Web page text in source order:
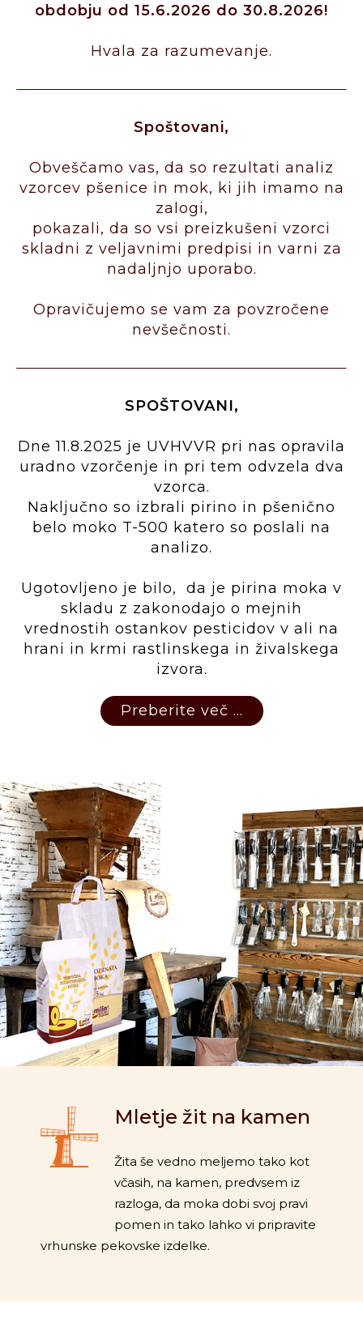
obdobju od 15.6.2026 do 30.8.2026!
Hvala za razumevanje.
Spoštovani,
Obveščamo vas, da so rezultati analiz
vzorcev pšenice in mok, ki jih imamo na
zalogi,
pokazali, da so vsi preizkušeni vzorci
skladni z veljavnimi predpisi in varni za
nadaljnjo uporabo.
Opravičujemo se vam za povzročene
nevšečnosti.
SPOŠTOVANI,
Dne 11.8.2025 je UVHVVR pri nas opravila
uradno vzorčenje in pri tem odvzela dva
vzorca.
Naključno so izbrali pirino in pšenično
belo moko T-500 katero so poslali na
analizo.
Ugotovljeno je bilo, da je pirina moka v
skladu z zakonodajo o mejnih
vrednostih ostankov pesticidov v ali na
hrani in krmi rastlinskega in živalskega
izvora.
Preberite več ...
Mletje žit na kamen
Žita še vedno meljemo tako kot
včasih, na kamen, predvsem iz
razloga, da moka dobi svoj pravi
pomen in tako lahko vi pripravite
vrhunske pekovske izdelke.